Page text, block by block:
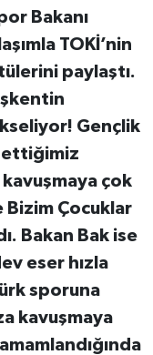
Bakanı
TOKİ’nin
paylaştı.
Gençlik
ettiğimiz
çok
Bizim Çocuklar
Bakan Bak ise
eser hızla
sporuna
kavuşmaya